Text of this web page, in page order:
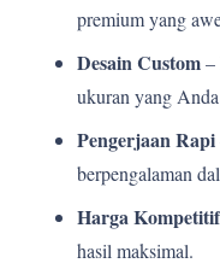
premium yang
Desain Custom–
ukuran yang
Pengerjaan Rapi
berpengalaman
Harga Kompetitif
hasil maksimal.